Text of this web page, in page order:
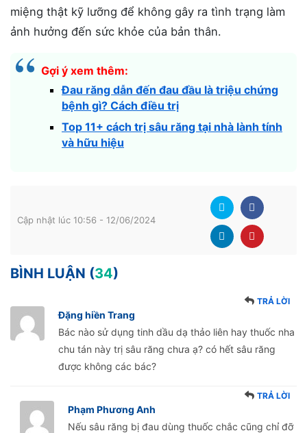
miệng thật kỹ lưỡng để không gây ra tình trạng làm
ảnh hưởng đến sức khỏe của bản thân.
Gợi ý xem thêm:
Đau răng dẫn đến đau đầu là triệu chứng
bệnh gì? Cách điều trị
Top 11+ cách trị sâu răng tại nhà lành tính
và hữu hiệu
Cập nhật lúc 10:56 - 12/06/2024
BÌNH LUẬN (34)
Đặng hiền Trang
TRẢ LỜI
Bác nào sử dụng tinh dầu dạ thảo liên hay thuốc nha
chu tán này trị sâu răng chưa ạ? có hết sâu răng
được không các bác?
Phạm Phương Anh
TRẢ LỜI
Nếu sâu răng bị đau dùng thuốc chắc cũng chỉ đỡ